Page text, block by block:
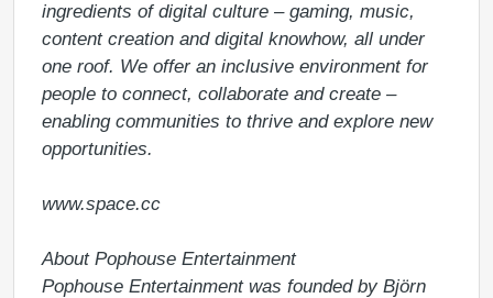
ingredients of digital culture – gaming, music,
content creation and digital knowhow, all under
one roof. We offer an inclusive environment for
people to connect, collaborate and create –
enabling communities to thrive and explore new
opportunities.
www.space.cc
About Pophouse Entertainment
Pophouse Entertainment was founded by Björn